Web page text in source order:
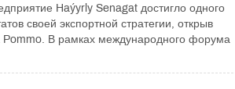
Haýyrly Senagat достигло одного
своей экспортной стратегии, открыв
Pommo. В рамках международного форума